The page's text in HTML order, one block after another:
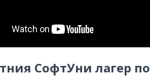
СофтУни лагер